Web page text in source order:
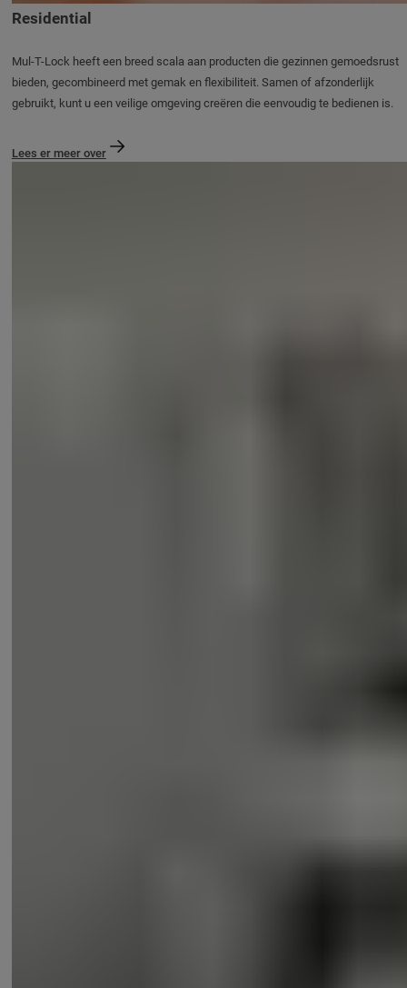
Residential
Mul-T-Lock heeft een breed scala aan producten die gezinnen gemoedsrust
bieden, gecombineerd met gemak en flexibiliteit. Samen of afzonderlijk
gebruikt, kunt u een veilige omgeving creëren die eenvoudig te bedienen is.
Lees er meer over